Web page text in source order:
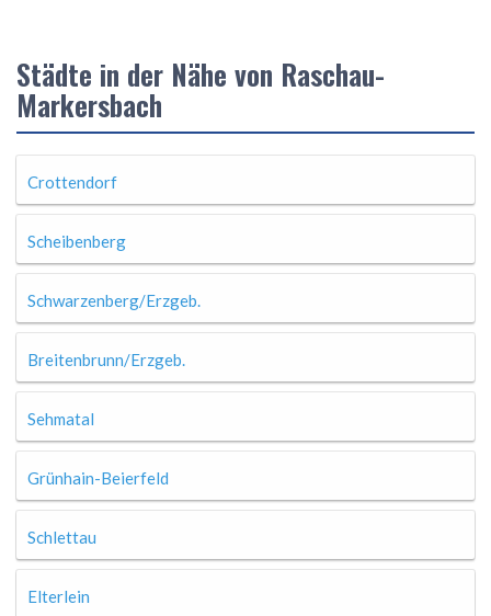
Städte in der Nähe von Raschau-
Markersbach
Crottendorf
Scheibenberg
Schwarzenberg/Erzgeb.
Breitenbrunn/Erzgeb.
Sehmatal
Grünhain-Beierfeld
Schlettau
Elterlein